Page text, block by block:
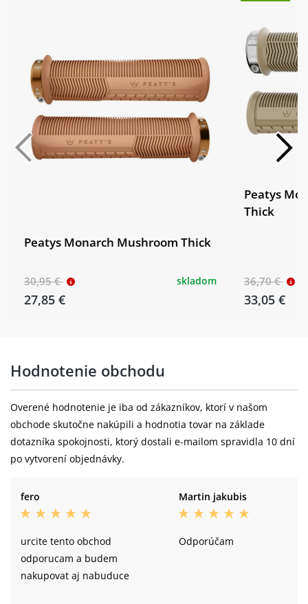
Peatys Monarch Mushroom Thick
30,95 €
27,85 €
skladom
Peatys
Thick
36,70 €
33,05 €
Hodnotenie obchodu
Overené hodnotenie je iba od zákazníkov, ktorí v našom
obchode skutočne nakúpili a hodnotia tovar na základe
dotazníka spokojnosti, ktorý dostali e-mailom spravidla 10 dní
po vytvorení objednávky.
fero
urcite tento obchod
odporucam a budem
nakupovat aj nabuduce
Martin jakubis
Odporúčam